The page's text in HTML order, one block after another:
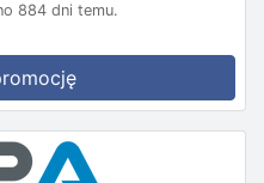
884 dni temu.